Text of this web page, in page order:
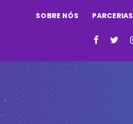
SOBRE NÓS PARCERIAS